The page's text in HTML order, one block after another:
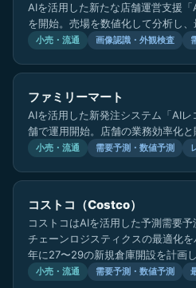
AIを活用した新たな店舗運営支援
を開始。売場を数値化して分析し、
小売・流通 画像認識・外観検査
ファミリーマート
AIを活用した新発注システム「AI
舗で運用開始。店舗の業務効率化と
小売・流通 需要予測・数値予測
コストコ（Costco）
コストコはAIを活用した予測需要
チェーンロジスティクスの最適化
年に27〜29の新規倉庫開設を計画
小売・流通 需要予測・数値予測